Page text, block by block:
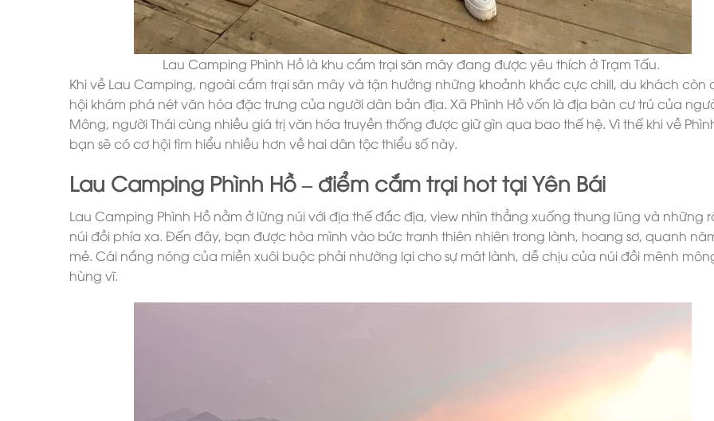
Lau Camping Phình Hồ là khu cắm trại săn mây đang được yêu thích ở Trạm Tấu.
Khi về Lau Camping, ngoài cắm trại săn mây và tận hưởng những khoảnh khắc cực chill, du khách còn
hội khám phá nét văn hóa đặc trưng của người dân bản địa. Xã Phình Hồ vốn là địa bàn cư trú của
Mông, người Thái cùng nhiều giá trị văn hóa truyền thống được giữ gìn qua bao thế hệ. Vì thế khi về
bạn sẽ có cơ hội tìm hiểu nhiều hơn về hai dân tộc thiểu số này.
Lau Camping Phình Hồ – điểm cắm trại hot tại Yên Bái
Lau Camping Phình Hồ nằm ở lừng núi với địa thế đắc địa, view nhìn thẳng xuống thung lũng và những
núi đồi phía xa. Đến đây, bạn được hòa mình vào bức tranh thiên nhiên trong lành, hoang sơ, quanh
mẻ. Cái nắng nóng của miền xuôi buộc phải nhường lại cho sự mát lành, dễ chịu của núi đồi mênh
hùng vĩ.